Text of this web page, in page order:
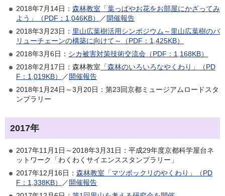
2018年7月14日： 森林教室「葉っぱやお花をお部屋にかざってみ
よう」（PDF：1,046KB）
／開催報告
2018年3月23日： 里山広葉樹活用シンポジウム～里山広葉樹のバ
リューチェーンの構築に向けて～（PDF：1,425KB）
2018年3月6日： シカ被害対策技術交流会（PDF：1,168KB）
2018年2月17日：森林教室 「森林のいろいろなやくわり」（PD
F：1,019KB）
／開催報告
2018年1月24日～3月20日：第23回京都ミュージアムロードスタ
ンプラリー
2017年
2017年11月1日～2018年3月31日：平成29年度京都科学屋台ネ
ットワーク「わくわくサイエンススタンプラリー」
2017年12月16日： 森林教室「マツボックリのやくわり」（PD
F：1,338KB）
／開催報告